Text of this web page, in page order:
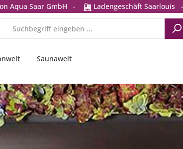
Aqua Saar GmbH - Ladengeschäft Saarlouis
Saunawelt